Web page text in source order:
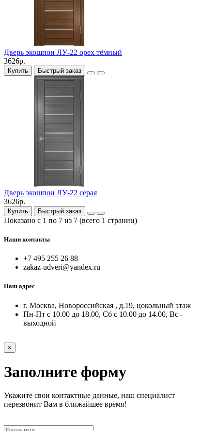
Дверь экошпон ЛУ-22 орех тёмный
3626р.
Купить Быстрый заказ
Дверь экошпон ЛУ-22 серая
3626р.
Купить Быстрый заказ
Показано с 1 по 7 из 7 (всего 1 страниц)
Наши контакты
+7 495 255 26 88
zakaz-udveri@yandex.ru
Наш адрес
г. Москва, Новороссийская , д.19, цокольный этаж
Пн-Пт с 10.00 до 18.00, Сб с 10.00 до 14.00, Вс -
выходной
×
Заполните форму
Укажите свои контактные данные, наш специалист
перезвонит Вам в ближайшее время!